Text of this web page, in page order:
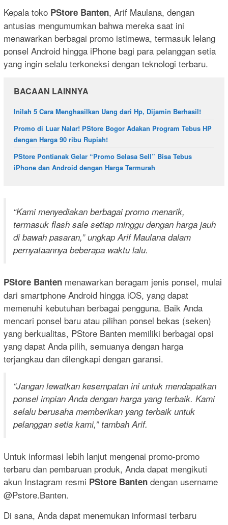
Kepala toko PStore Banten, Arif Maulana, dengan
antusias mengumumkan bahwa mereka saat ini
menawarkan berbagai promo istimewa, termasuk lelang
ponsel Android hingga iPhone bagi para pelanggan setia
yang ingin selalu terkoneksi dengan teknologi terbaru.
BACAAN LAINNYA
Inilah 5 Cara Menghasilkan Uang dari Hp, Dijamin Berhasil!
Promo di Luar Nalar! PStore Bogor Adakan Program Tebus HP
dengan Harga 90 ribu Rupiah!
PStore Pontianak Gelar “Promo Selasa Sell” Bisa Tebus
iPhone dan Android dengan Harga Termurah
“Kami menyediakan berbagai promo menarik,
termasuk flash sale setiap minggu dengan harga jauh
di bawah pasaran,” ungkap Arif Maulana dalam
pernyataannya beberapa waktu lalu.
PStore Banten menawarkan beragam jenis ponsel, mulai
dari smartphone Android hingga iOS, yang dapat
memenuhi kebutuhan berbagai pengguna. Baik Anda
mencari ponsel baru atau pilihan ponsel bekas (seken)
yang berkualitas, PStore Banten memiliki berbagai opsi
yang dapat Anda pilih, semuanya dengan harga
terjangkau dan dilengkapi dengan garansi.
“Jangan lewatkan kesempatan ini untuk mendapatkan
ponsel impian Anda dengan harga yang terbaik. Kami
selalu berusaha memberikan yang terbaik untuk
pelanggan setia kami,” tambah Arif.
Untuk informasi lebih lanjut mengenai promo-promo
terbaru dan pembaruan produk, Anda dapat mengikuti
akun Instagram resmi PStore Banten dengan username
@Pstore.Banten.
Di sana, Anda dapat menemukan informasi terbaru